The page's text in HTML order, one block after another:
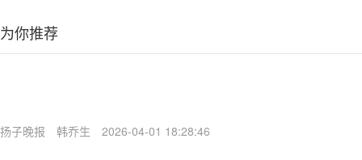
为你推荐
扬子晚报 韩乔生 2026-04-01 18:28:46